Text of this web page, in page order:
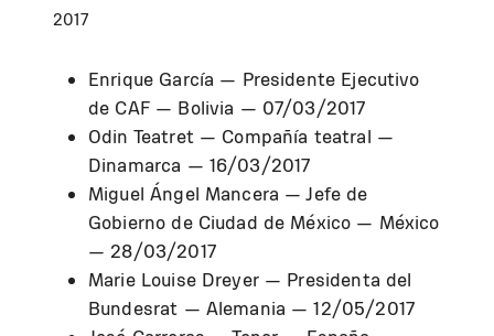
2017
Enrique García — Presidente Ejecutivo
de CAF — Bolivia — 07/03/2017
Odin Teatret — Compañía teatral —
Dinamarca — 16/03/2017
Miguel Ángel Mancera — Jefe de
Gobierno de Ciudad de México — México
— 28/03/2017
Marie Louise Dreyer — Presidenta del
Bundesrat — Alemania — 12/05/2017